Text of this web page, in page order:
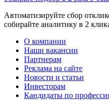
Автоматизируйте сбор
собирайте аналитику в 2
О компании
Наши вакансии
Партнерам
Реклама на сайте
Новости и статьи
Инвесторам
Кандидаты по